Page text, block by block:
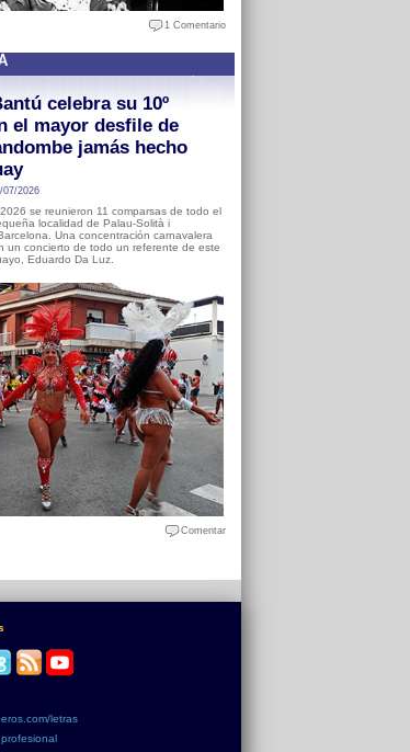
1 Comentario
celebra su 10º
el mayor desfile de
jamás hecho
2026
se reunieron 11 comparsas de todo el
localidad de Palau-Solità i
Una concentración carnavalera
un concierto de todo un referente de este
Eduardo Da Luz.
Comentar
letras